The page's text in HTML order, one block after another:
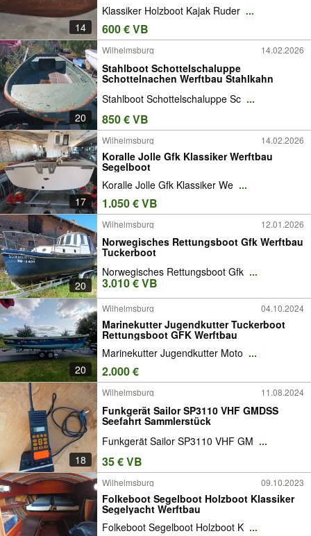
14
Klassiker Holzboot Kajak Ruder ...
600 € VB
20
Wilhelmsburg 14.02.2026
Stahlboot Schottelschaluppe
Schottelnachen Werftbau Stahlkahn
Stahlboot Schottelschaluppe Sc ...
850 € VB
17
Wilhelmsburg 14.02.2026
Koralle Jolle Gfk Klassiker Werftbau
Segelboot
Koralle Jolle Gfk Klassiker We ...
1.050 € VB
20
Wilhelmsburg 12.01.2026
Norwegisches Rettungsboot Gfk Werftbau
Tuckerboot
Norwegisches Rettungsboot Gfk ...
3.010 € VB
20
Wilhelmsburg 04.10.2024
Marinekutter Jugendkutter Tuckerboot
Rettungsboot GFK Werftbau
Marinekutter Jugendkutter Moto ...
2.000 €
18
Wilhelmsburg 11.08.2024
Funkgerät Sailor SP3110 VHF GMDSS
Seefahrt Sammlerstück
Funkgerät Sailor SP3110 VHF GM ...
35 € VB
Wilhelmsburg 09.10.2023
Folkeboot Segelboot Holzboot Klassiker
Segelyacht Werftbau
Folkeboot Segelboot Holzboot K ...